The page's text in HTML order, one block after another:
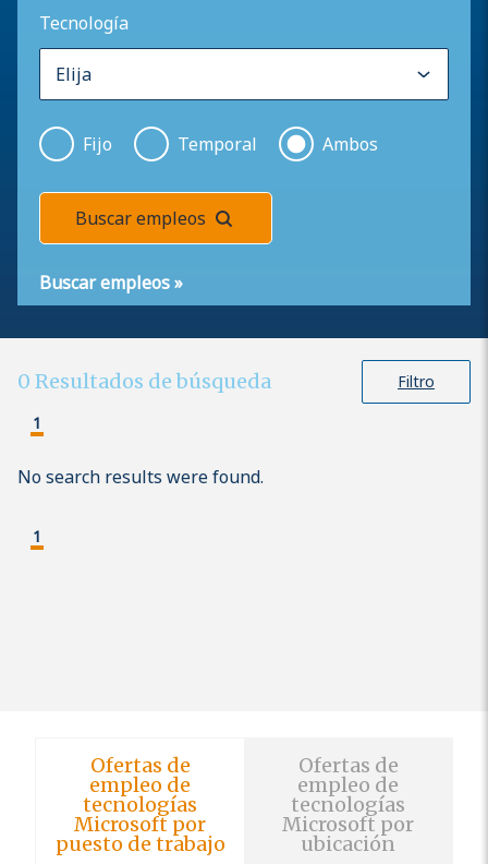
Tecnología
Fijo Temporal Ambos
Buscar empleos
Buscar empleos»
0 Resultados de búsqueda
Filtro
1
No search results were found.
1
Ofertas de
empleo de
tecnologías
Microsoft por
puesto de trabajo
Ofertas de
empleo de
tecnologías
Microsoft por
ubicación